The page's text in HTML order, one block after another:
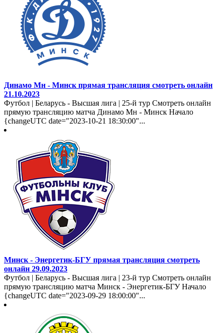
Динамо Мн - Минск прямая трансляция смотреть онлайн
21.10.2023
Футбол | Беларусь - Высшая лига | 25-й тур Смотреть онлайн
прямую трансляцию матча Динамо Мн - Минск Начало
{changeUTC date="2023-10-21 18:30:00"...
Минск - Энергетик-БГУ прямая трансляция смотреть
онлайн 29.09.2023
Футбол | Беларусь - Высшая лига | 23-й тур Смотреть онлайн
прямую трансляцию матча Минск - Энергетик-БГУ Начало
{changeUTC date="2023-09-29 18:00:00"...